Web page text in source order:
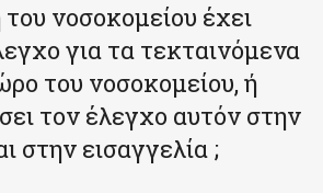
του νοσοκομείου έχει
για τα τεκταινόμενα
του νοσοκομείου, ή
τον έλεγχο αυτόν στην
στην εισαγγελία ;